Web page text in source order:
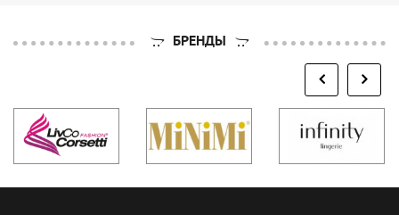
БРЕНДЫ